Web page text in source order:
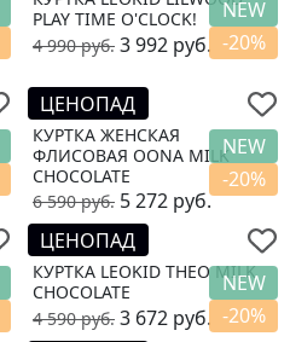
NEW
-20%
PLAY TIME O'CLOCK!
4 990руб. 3 992 руб.
NEW
-20%
ЦЕНОПАД
КУРТКА ЖЕНСКАЯ
ФЛИСОВАЯ OONA MILK
CHOCOLATE
6 590руб. 5 272 руб.
NEW
-20%
ЦЕНОПАД
КУРТКА LEOKID THEO MILK
CHOCOLATE
4 590руб. 3 672 руб.